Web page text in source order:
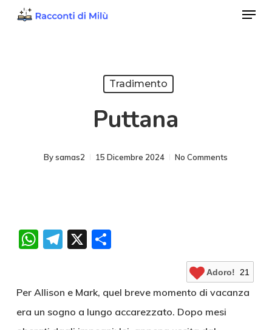
Menu
Tradimento
Puttana
By samas2 15 Dicembre 2024 No Comments
WhatsApp
Telegram
X Condividi
Adoro! 21
Per Allison e Mark, quel breve momento di vacanza
era un sogno a lungo accarezzato. Dopo mesi